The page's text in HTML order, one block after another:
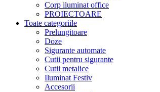
Corp iluminat office
PROIECTOARE
Toate categoriile
Prelungitoare
Doze
Sigurante automate
Cutii pentru sigurante
Cutii metalice
Iluminat Festiv
Accesorii